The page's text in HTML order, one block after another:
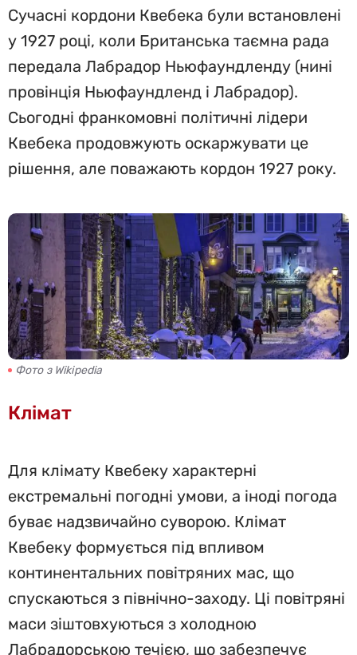
Сучасні кордони Квебека були встановлені
у 1927 році, коли Британська таємна рада
передала Лабрадор Ньюфаундленду (нині
провінція Ньюфаундленд і Лабрадор).
Сьогодні франкомовні політичні лідери
Квебека продовжують оскаржувати це
рішення, але поважають кордон 1927 року.
Фото з Wikipedia
Клімат
Для клімату Квебеку характерні
екстремальні погодні умови, а іноді погода
буває надзвичайно суворою. Клімат
Квебеку формується під впливом
континентальних повітряних мас, що
спускаються з північно-заходу. Ці повітряні
маси зіштовхуються з холодною
Лабрадорською течією, що забезпечує